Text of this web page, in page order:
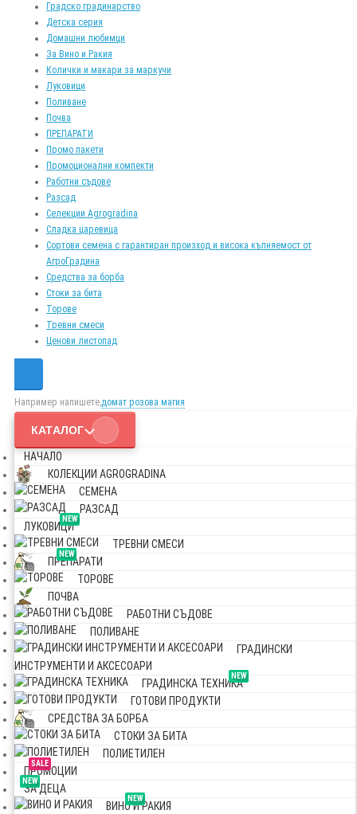
Градско градинарство
Детска серия
Домашни любимци
За Вино и Ракия
Колички и макари за маркучи
Луковици
Поливане
Почва
ПРЕПАРАТИ
Промо пакети
Промоционални компекти
Работни съдове
Разсад
Селекции Agrogradina
Сладка царевица
Сортови семена с гарантиран произход и висока кълняемост от
АгроГрадина
Средства за борба
Стоки за бита
Торове
Тревни смеси
Ценови листопад
Например напишете,домат розова магия
КАТАЛОГ
НАЧАЛО
КОЛЕКЦИИ AGROGRADINA
СЕМЕНА
РАЗСАД
NEW
ЛУКОВИЦИ
ТРЕВНИ СМЕСИ
NEW
ПРЕПАРАТИ
ТОРОВЕ
ПОЧВА
РАБОТНИ СЪДОВЕ
ПОЛИВАНЕ
ГРАДИНСКИ
ИНСТРУМЕНТИ И АКСЕСОАРИ
NEW
ГРАДИНСКА ТЕХНИКА
ГОТОВИ ПРОДУКТИ
СРЕДСТВА ЗА БОРБА
СТОКИ ЗА БИТА
ПОЛИЕТИЛЕН
SALE
ПРОМОЦИИ
NEW
ЗА ДЕЦА
NEW
ВИНО И РАКИЯ